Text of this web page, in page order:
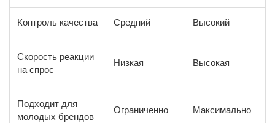
Контроль качества Средний Высокий
Скорость реакции
на спрос
Низкая Высокая
Подходит для
молодых брендов
Ограниченно Максимально